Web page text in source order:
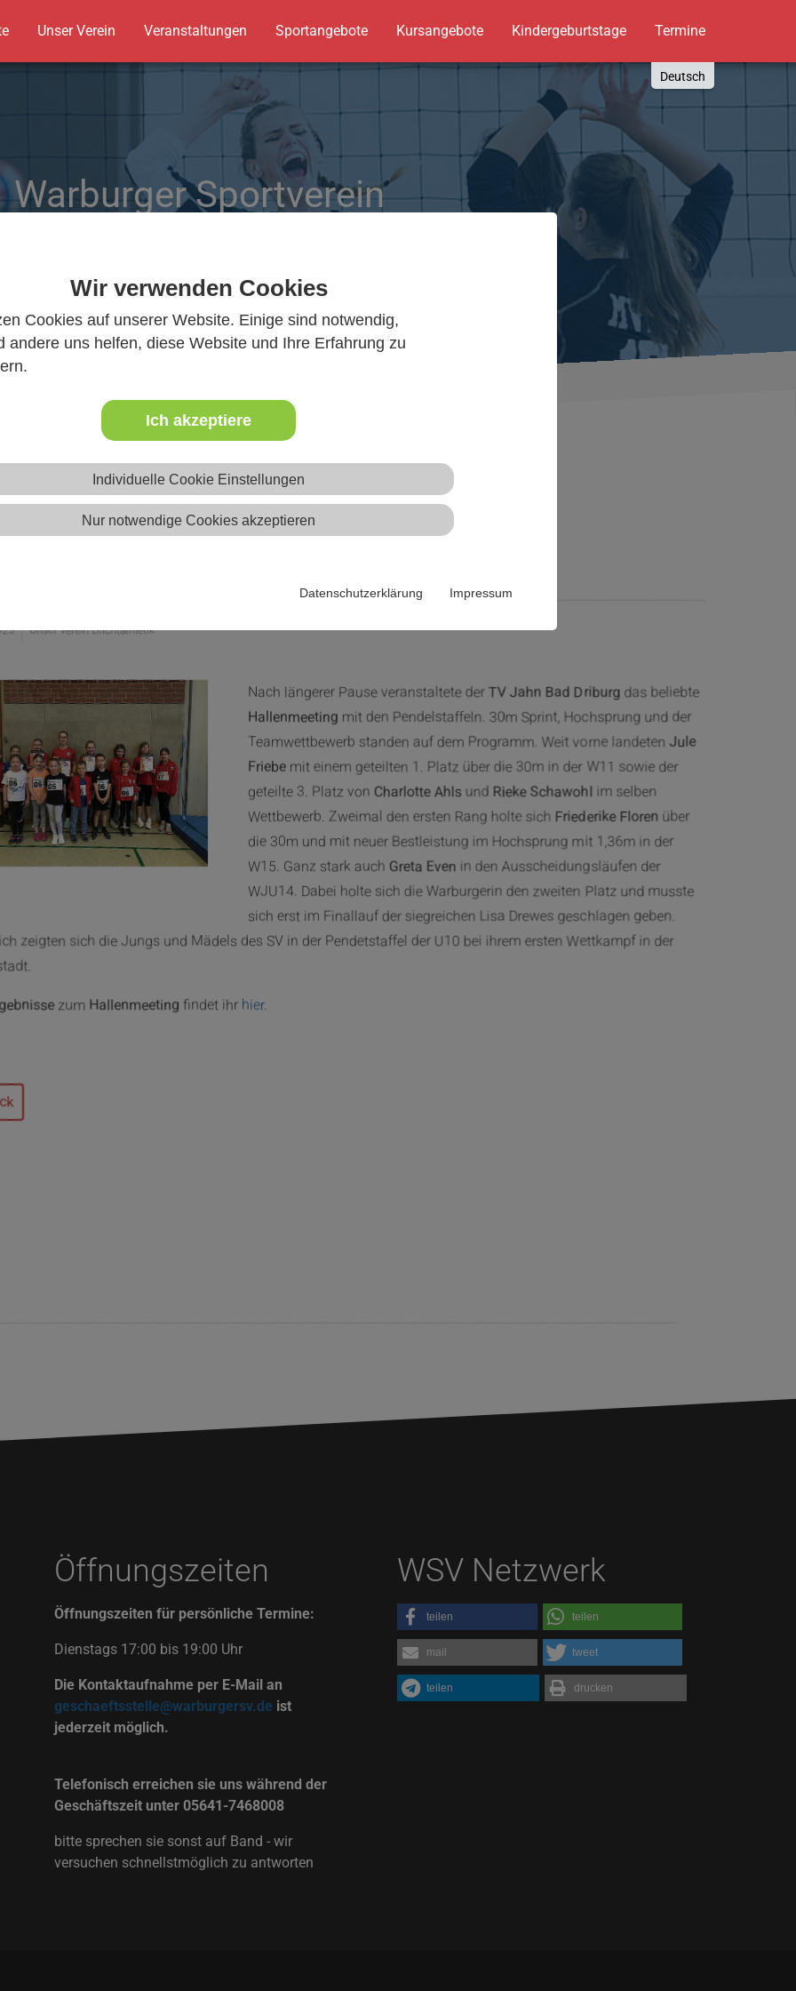
Wir verwenden Cookies
Cookies auf unserer Website. Einige sind notwendig,
andere uns helfen, diese Website und Ihre Erfahrung zu
Ich akzeptiere
Individuelle Cookie Einstellungen
Nur notwendige Cookies akzeptieren
Datenschutzerklärung Impressum
Unser Verein Veranstaltungen Sportangebote Kursangebote Kindergeburtstage Termine
Deutsch
English
Polish
Türkçe
Español
العربية
Warburger Sportverein
Warburger Sportverein
Unser Verein Leichtathletik
Nach längerer Pause veranstaltete der TV Jahn Bad Driburg das beliebte
Hallenmeeting mit den Pendelstaffeln. 30m Sprint, Hochsprung und der
Teamwettbewerb standen auf dem Programm. Weit vorne landeten Jule
Friebemit einem geteilten 1. Platz über die 30m in der W11 sowie der
geteilte 3. Platz von Charlotte Ahls und Rieke Schawohlim selben
Wettbewerb. Zweimal den ersten Rang holte sich Friederike Florenüber
die 30m und mit neuer Bestleistung im Hochsprung mit 1,36m in der
W15. Ganz stark auch Greta Even in den Ausscheidungsläufen der
WJU14. Dabei holte sich die Warburgerin den zweiten Platz und musste
sich erst im Finallauf der siegreichen Lisa Drewes geschlagen geben.
zeigten sich die Jungs und Mädels des SV in der Pendetstaffel der U10 bei ihrem ersten Wettkampf in der
zum Hallenmeeting findet ihr hier.
Öffnungszeiten
Öffnungszeiten für persönliche Termine:
Dienstags 17:00 bis 19:00 Uhr
Die Kontaktaufnahme per E-Mail an
geschaeftsstelle@warburgersv.de ist
jederzeit möglich.
Telefonisch erreichen sie uns während der
Geschäftszeit unter 05641-7468008
bitte sprechen sie sonst auf Band - wir
versuchen schnellstmöglich zu antworten
WSV Netzwerk
teilen teilen
mail tweet
teilen drucken